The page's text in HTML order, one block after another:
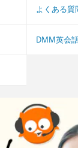
よくある質
DMM英会